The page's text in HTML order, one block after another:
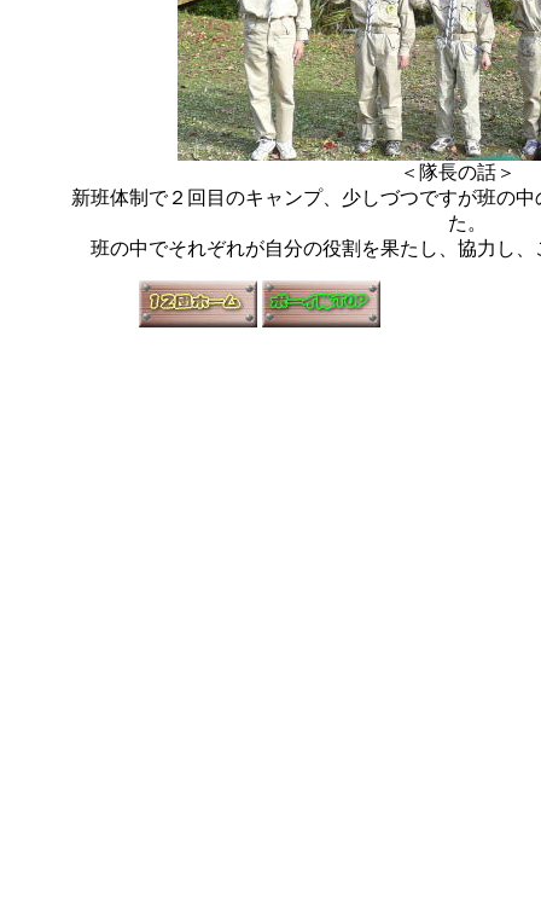
＜隊長の話＞
新班体制で２回目のキャンプ、少しづつですが班の
た。
班の中でそれぞれが自分の役割を果たし、協力し